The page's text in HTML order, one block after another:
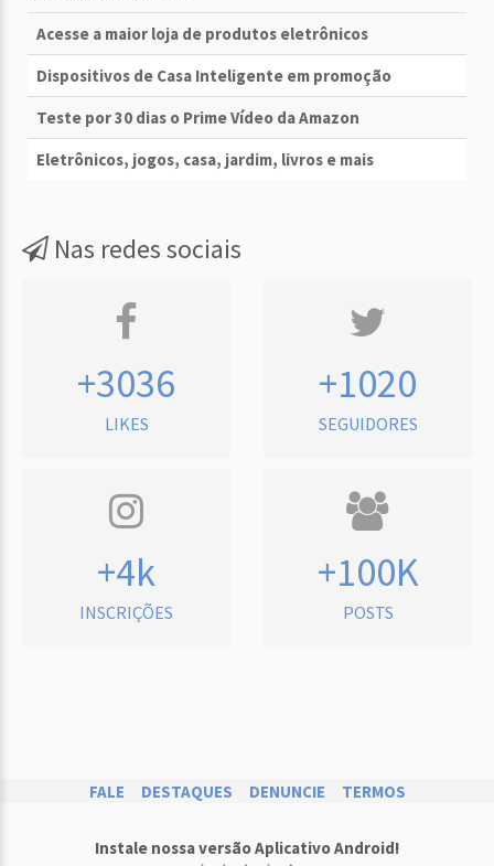
Acesse a maior loja de produtos eletrônicos
Dispositivos de Casa Inteligente em promoção
Teste por 30 dias o Prime Vídeo da Amazon
Eletrônicos, jogos, casa, jardim, livros e mais
Nas redes sociais
+3036
LIKES
+1020
SEGUIDORES
+4k
INSCRIÇÕES
+100K
POSTS
FALE DESTAQUES DENUNCIE TERMOS
Instale nossa versão Aplicativo Android!